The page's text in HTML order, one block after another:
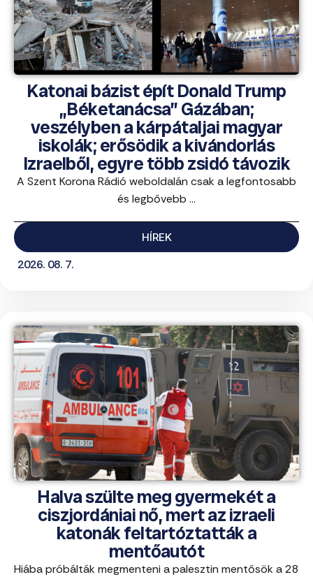
Katonai bázist épít Donald Trump
„Béketanácsa” Gázában;
veszélyben a kárpátaljai magyar
iskolák; erősödik a kivándorlás
Izraelből, egyre több zsidó távozik
A Szent Korona Rádió weboldalán csak a legfontosabb
és legbővebb ...
HÍREK
2026. 08. 7.
Halva szülte meg gyermekét a
ciszjordániai nő, mert az izraeli
katonák feltartóztatták a
mentőautót
Hiába próbálták megmenteni a palesztin mentősök a 28